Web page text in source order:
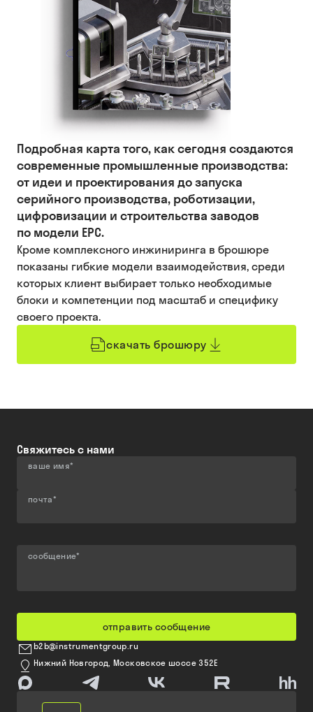
Подробная карта того, как сегодня создаются
современные промышленные производства:
от идеи и проектирования до запуска
серийного производства, роботизации,
цифровизации и строительства заводов
по модели EPC.
Кроме комплексного инжиниринга в брошюре
показаны гибкие модели взаимодействия, среди
которых клиент выбирает только необходимые
блоки и компетенции под масштаб и специфику
своего проекта.
скачать брошюру
Свяжитесь с нами
ваше имя*
почта*
сообщение*
отправить сообщение
b2b@instrumentgroup.ru
Нижний Новгород, Московское шоссе 352Е